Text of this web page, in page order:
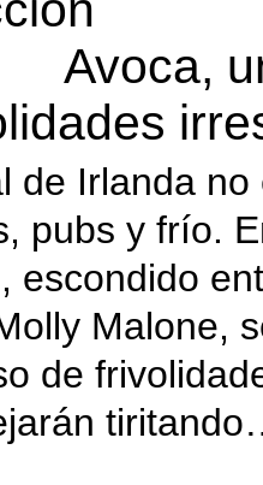
Avoca,
de Irlanda no
pubs y frío.
escondido
Malone,
de